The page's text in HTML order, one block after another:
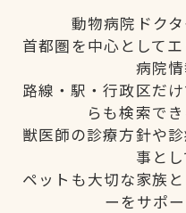
動物病院ドクタ
首都圏を中心として
病院情
路線・駅・行政区だ
らも検索で
獣医師の診療方針や
事とし
ペットも大切な家族
ーをサポー